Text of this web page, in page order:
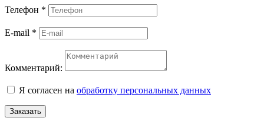
Телефон *
E-mail *
Комментарий:
Я согласен на обработку персональных данных
Заказать